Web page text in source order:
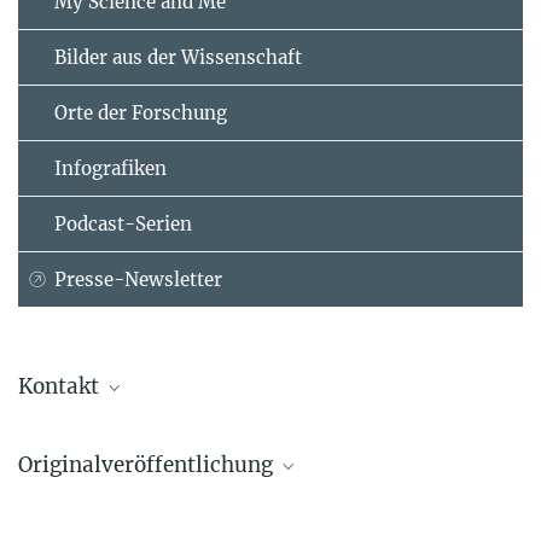
Bilder aus der Wissenschaft
Orte der Forschung
Infografiken
Podcast-Serien
Presse-Newsletter
Kontakt
Abteilung für Verhalten, Ökologie und Kultur des Menschen
Originalveröffentlichung